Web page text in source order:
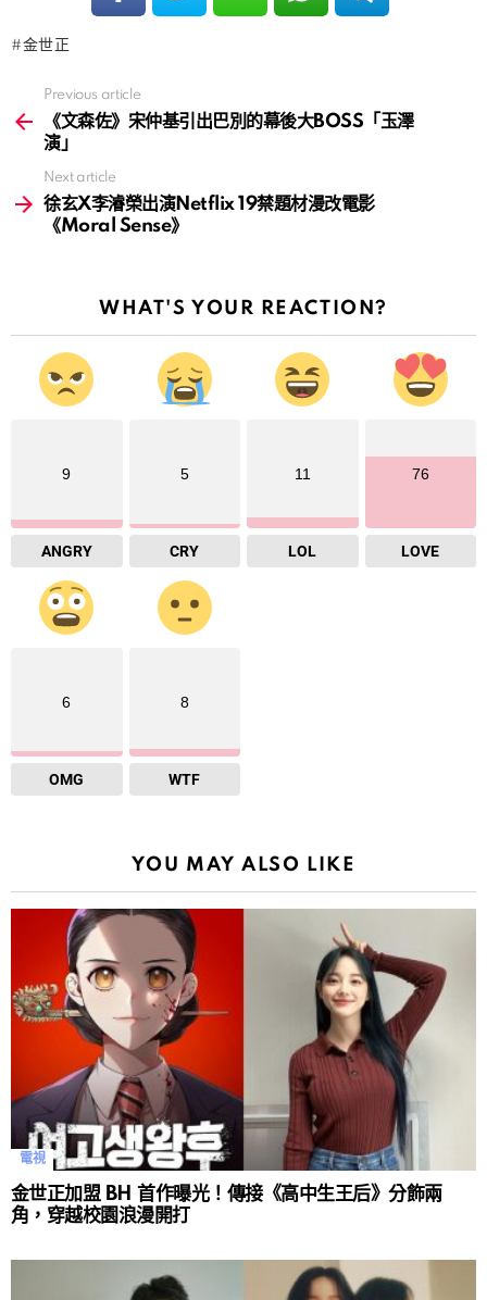
金世正
more
Previous article
《文森佐》宋仲基引出巴別的幕後大BOSS「玉澤
演」
Next article
徐玄X李濬榮出演Netflix 19禁題材漫改電影
《Moral Sense》
WHAT'S YOUR REACTION?
9
ANGRY
5
CRY
11
LOL
76
LOVE
6
OMG
8
WTF
YOU MAY ALSO LIKE
電視
金世正加盟 BH 首作曝光！傳接《高中生王后》分飾兩
角，穿越校園浪漫開打